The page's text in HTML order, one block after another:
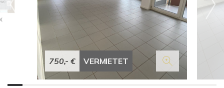
750,- € VERMIETET